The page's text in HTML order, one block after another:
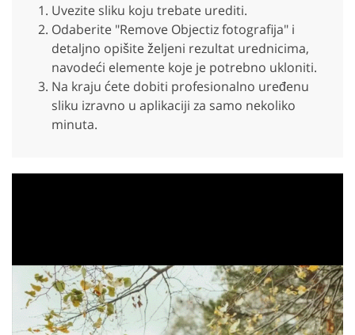
Uvezite sliku koju trebate urediti.
Odaberite "Remove Objectiz fotografija" i
detaljno opišite željeni rezultat urednicima,
navodeći elemente koje je potrebno ukloniti.
Na kraju ćete dobiti profesionalno uređenu
sliku izravno u aplikaciji za samo nekoliko
minuta.